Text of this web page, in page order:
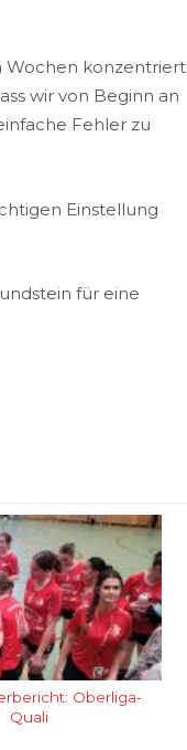
Wochen konzentriert
wir von Beginn an
Fehler zu
Einstellung
für eine
Oberliga-
Quali